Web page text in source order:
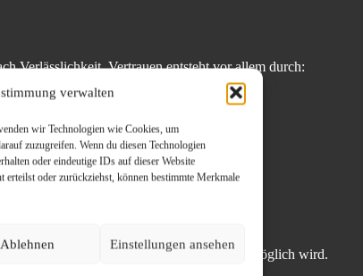
verwalten
wir Technologien wie Cookies, um
zuzugreifen. Wenn du diesen Technologien
oder eindeutige IDs auf dieser Website
erteilst oder zurückziehst, können bestimmte Merkmale
Ablehnen Einstellungen ansehen
Verlässlichkeit. Vertrauen entsteht vor allem durch:
noch bevor ein persönlicher Kontakt möglich wird.